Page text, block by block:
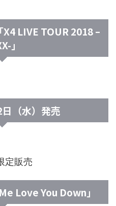
LIVE TOUR 2018 –
」
（水）発売
定販売
Love You Down」